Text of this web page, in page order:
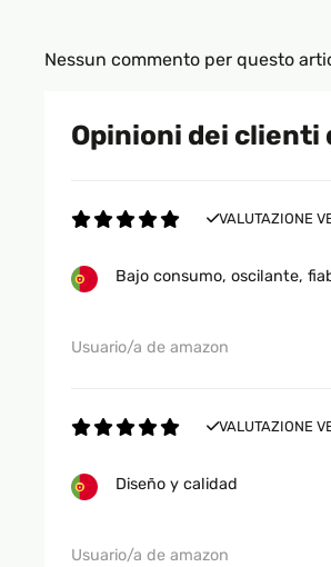
Nessun commento per questo
Opinioni dei clienti
VALUTAZIONE
Bajo consumo, oscilante,
Usuario/a de amazon
VALUTAZIONE
Diseño y calidad
Usuario/a de amazon